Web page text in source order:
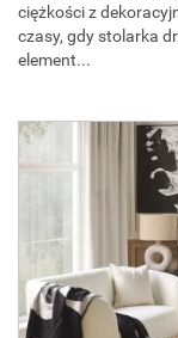
ciężkości z
czasy, gdy stolarka
element...